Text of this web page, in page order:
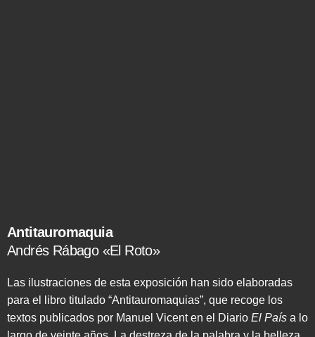
Antitauromaquia
Andrés Rábago «El Roto»
Las ilustraciones de esta exposición han sido elaboradas
para el libro titulado “Antitauromaquias”, que recoge los
textos publicados por Manuel Vicent en el Diario El País a lo